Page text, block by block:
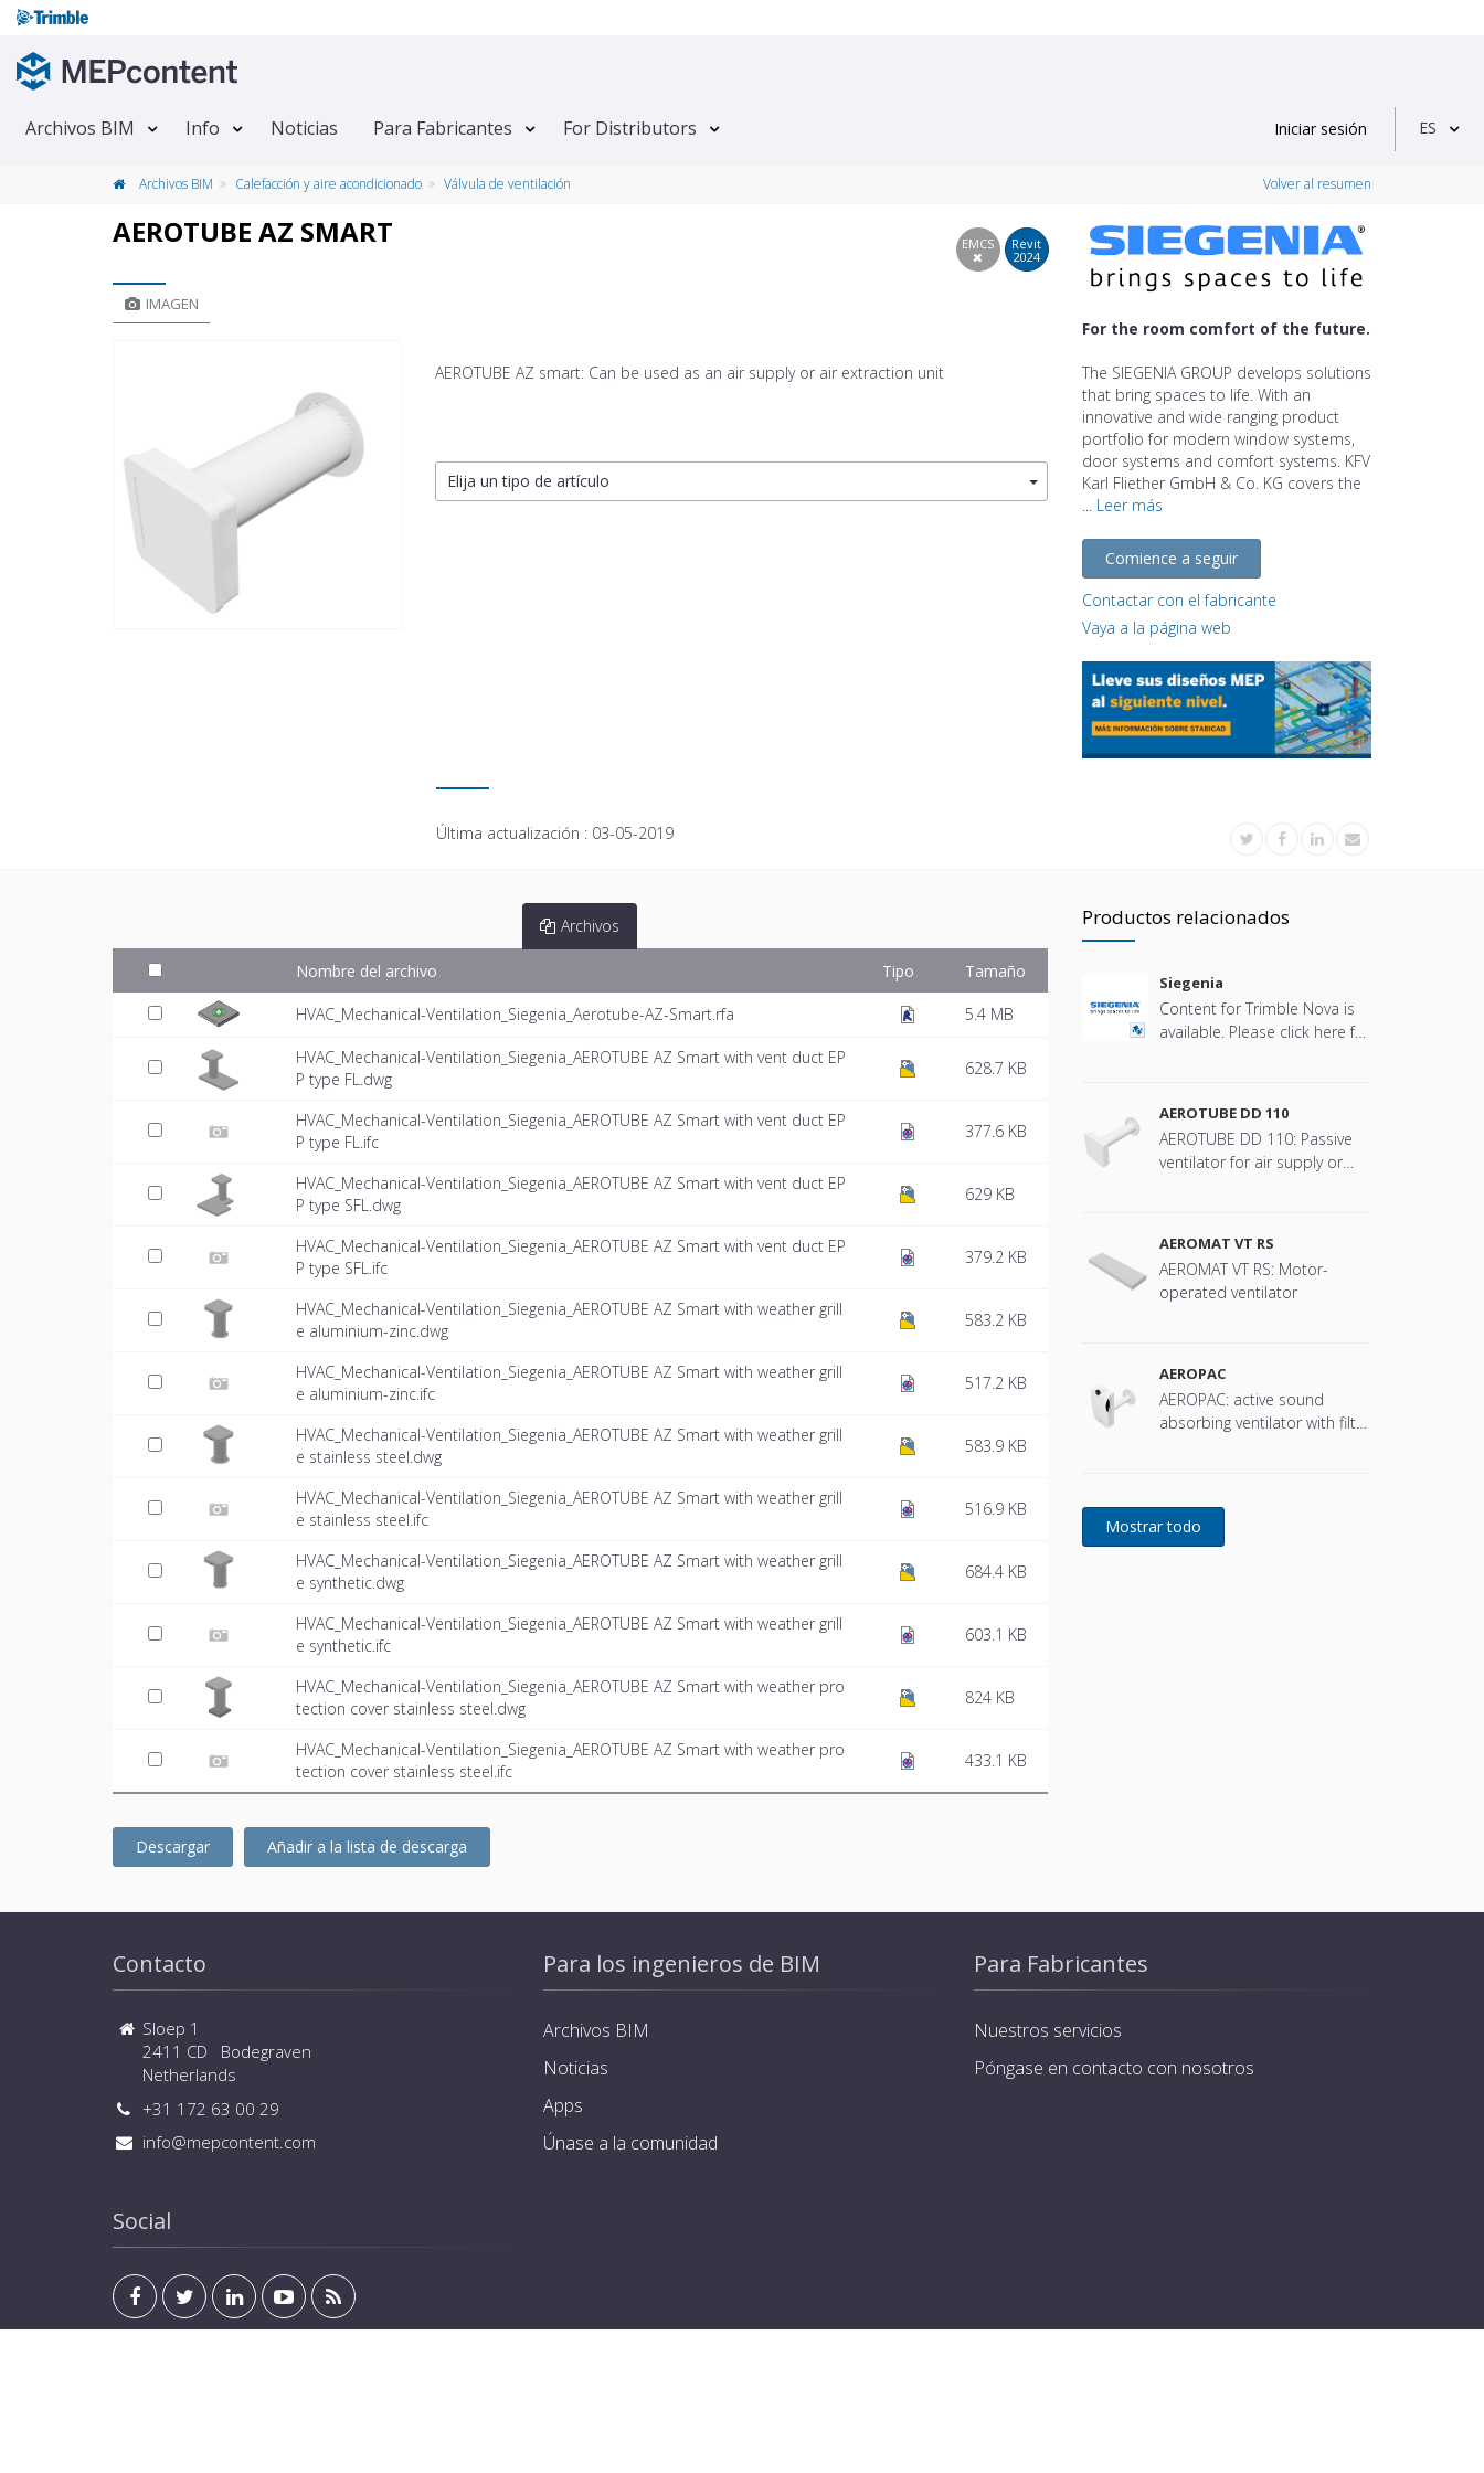
Archivos BIM Info Noticias Para Fabricantes For Distributors Iniciar sesión ES
Archivos BIM Calefacción y aire acondicionado Válvula de ventilación Volver al resumen
AEROTUBE AZ SMART EMCS
Revit
2024
IMAGEN
AEROTUBE AZ smart: Can be used as an air supply or air extraction unit
Elija un tipo de artículo
For the room comfort of the future.
The SIEGENIA GROUP develops solutions
that bring spaces to life. With an
innovative and wide ranging product
portfolio for modern window systems,
door systems and comfort systems. KFV
Karl Fliether GmbH & Co. KG covers the
... Leer más
Comience a seguir
Contactar con el fabricante
Vaya a la página web
Última actualización : 03-05-2019
Archivos
Nombre del archivo Tipo Tamaño
HVAC_Mechanical-Ventilation_Siegenia_Aerotube-AZ-Smart.rfa 5.4 MB
HVAC_Mechanical-Ventilation_Siegenia_AEROTUBE AZ Smart with vent duct EP
P type FL.dwg
628.7 KB
HVAC_Mechanical-Ventilation_Siegenia_AEROTUBE AZ Smart with vent duct EP
P type FL.ifc
377.6 KB
HVAC_Mechanical-Ventilation_Siegenia_AEROTUBE AZ Smart with vent duct EP
P type SFL.dwg
629 KB
HVAC_Mechanical-Ventilation_Siegenia_AEROTUBE AZ Smart with vent duct EP
P type SFL.ifc
379.2 KB
HVAC_Mechanical-Ventilation_Siegenia_AEROTUBE AZ Smart with weather grill
e aluminium-zinc.dwg
583.2 KB
HVAC_Mechanical-Ventilation_Siegenia_AEROTUBE AZ Smart with weather grill
e aluminium-zinc.ifc
517.2 KB
HVAC_Mechanical-Ventilation_Siegenia_AEROTUBE AZ Smart with weather grill
e stainless steel.dwg
583.9 KB
HVAC_Mechanical-Ventilation_Siegenia_AEROTUBE AZ Smart with weather grill
e stainless steel.ifc
516.9 KB
HVAC_Mechanical-Ventilation_Siegenia_AEROTUBE AZ Smart with weather grill
e synthetic.dwg
684.4 KB
HVAC_Mechanical-Ventilation_Siegenia_AEROTUBE AZ Smart with weather grill
e synthetic.ifc
603.1 KB
HVAC_Mechanical-Ventilation_Siegenia_AEROTUBE AZ Smart with weather pro
tection cover stainless steel.dwg
824 KB
HVAC_Mechanical-Ventilation_Siegenia_AEROTUBE AZ Smart with weather pro
tection cover stainless steel.ifc
433.1 KB
Descargar Añadir a la lista de descarga
Productos relacionados
Siegenia
Content for Trimble Nova is
available. Please click here for
AEROTUBE DD 110
AEROTUBE DD 110: Passive
ventilator for air supply or
AEROMAT VT RS
AEROMAT VT RS: Motor-
operated ventilator
AEROPAC
AEROPAC: active sound
absorbing ventilator with filter
Contacto
Sloep 1
2411 CD Bodegraven
Netherlands
+31 172 63 00 29
info@mepcontent.com
Social
Para los ingenieros de BIM
Archivos BIM
Noticias
Apps
Únase a la comunidad
Para Fabricantes
Nuestros servicios
Póngase en contacto con nosotros